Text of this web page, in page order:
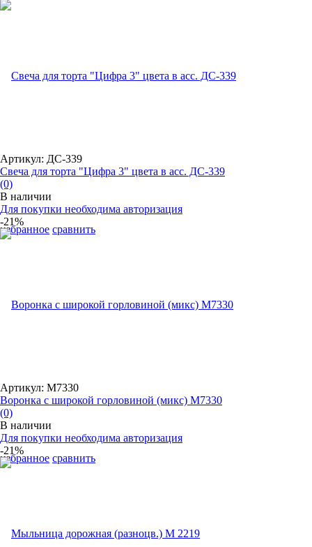
избранное сравнить
Артикул: ДС-339
Свеча для торта "Цифра 3" цвета в асс. ДС-339
(0)
В наличии
Для покупки необходима авторизация
-21%
избранное сравнить
Артикул: М7330
Воронка с широкой горловиной (микс) М7330
(0)
В наличии
Для покупки необходима авторизация
-21%